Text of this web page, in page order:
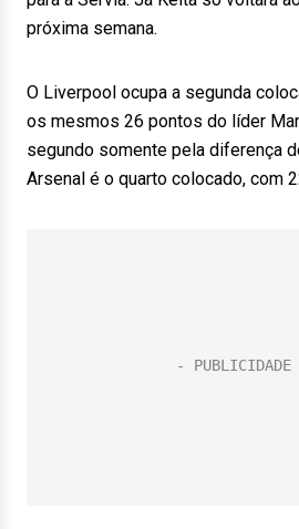
próxima semana.
O Liverpool ocupa a segunda
os mesmos 26 pontos do líder
segundo somente pela diferença
Arsenal é o quarto colocado, com